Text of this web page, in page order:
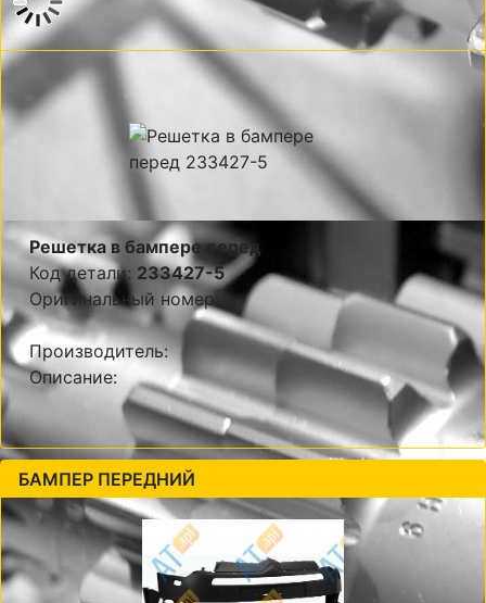
Решетка в бампере перед
Код детали: 233427-5
Оригинальный номер:
Производитель:
Описание:
БАМПЕР ПЕРЕДНИЙ